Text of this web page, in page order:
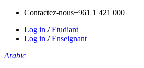
Contactez-nous+961 1 421 000
Log in /Etudiant
Log in /Enseignant
Arabic